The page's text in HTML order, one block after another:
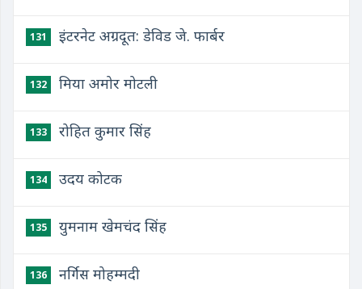
131 इंटरनेट अग्रदूत: डेविड जे. फार्बर
132 मिया अमोर मोटली
133 रोहित कुमार सिंह
134 उदय कोटक
135 युमनाम खेमचंद सिंह
136 नर्गिस मोहम्मदी